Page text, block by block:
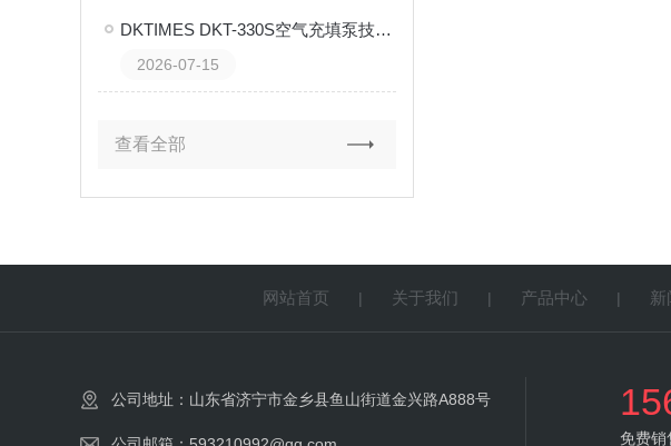
DKTIMES DKT-330S空气充填泵技术解析
2026-07-15
查看全部
网站首页 | 关于我们 | 产品中心 | 新
公司地址：山东省济宁市金乡县鱼山街道金兴路A888号
免费销